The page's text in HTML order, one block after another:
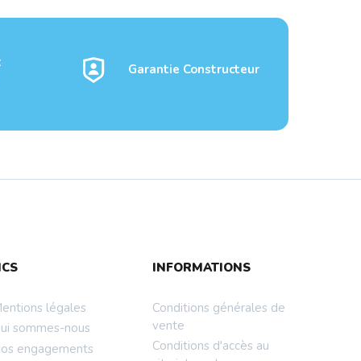
BOX Socket AM5 ...
Garantie Constructeur
légales
sommes-nous
engagements
INFORMATIONS
Conditions générales de
vente
Conditions d'accès au